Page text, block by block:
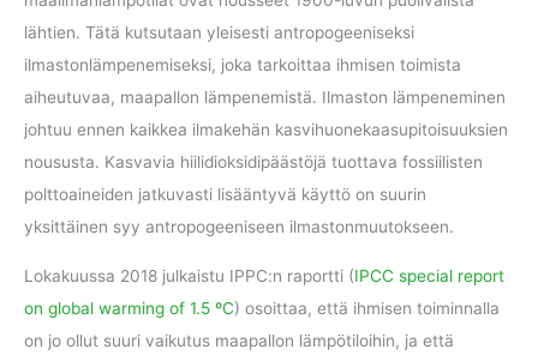
lähtien. Tätä kutsutaan yleisesti antropogeeniseksi
ilmastonlämpenemiseksi, joka tarkoittaa ihmisen toimista
aiheutuvaa, maapallon lämpenemistä. Ilmaston lämpeneminen
johtuu ennen kaikkea ilmakehän kasvihuonekaasupitoisuuksien
noususta. Kasvavia hiilidioksidipäästöjä tuottava fossiilisten
polttoaineiden jatkuvasti lisääntyvä käyttö on suurin
yksittäinen syy antropogeeniseen ilmastonmuutokseen.
Lokakuussa 2018 julkaistu IPPC:n raportti (IPCC special report
on global warming of 1.5 ºC) osoittaa, että ihmisen toiminnalla
on jo ollut suuri vaikutus maapallon lämpötiloihin, ja että